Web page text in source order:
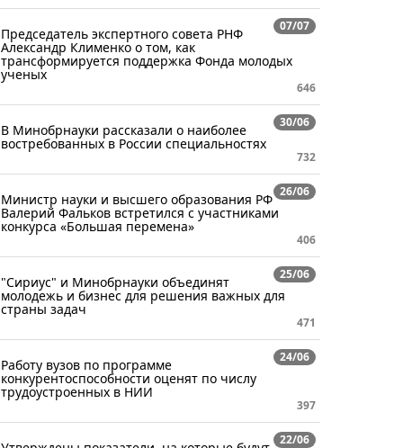
07/07
Председатель экспертного совета РНФ
Александр Клименко о том, как
трансформируется поддержка Фонда молодых
ученых
646
30/06
В Минобрнауки рассказали о наиболее
востребованных в России специальностях
732
26/06
Министр науки и высшего образования РФ
Валерий Фальков встретился с участниками
конкурса «Большая перемена»
406
25/06
"Сириус" и Минобрнауки объединят
молодежь и бизнес для решения важных для
страны задач
471
24/06
Работу вузов по программе
конкурентоспособности оценят по числу
трудоустроенных в НИИ
397
22/06